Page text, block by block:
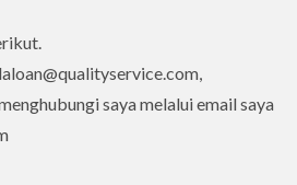
saya melalui email saya